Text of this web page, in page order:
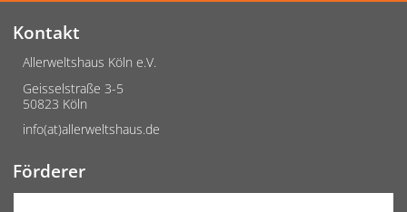
Kontakt
Allerweltshaus Köln e.V.
Geisselstraße 3-5
50823 Köln
info(at)allerweltshaus.de
Förderer